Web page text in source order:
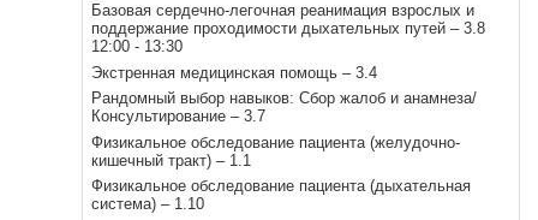
Базовая сердечно-легочная реанимация взрослых и
поддержание проходимости дыхательных путей – 3.8
12:00 - 13:30
Экстренная медицинская помощь – 3.4
Рандомный выбор навыков: Сбор жалоб и анамнеза/
Консультирование – 3.7
Физикальное обследование пациента (желудочно-
кишечный тракт) – 1.1
Физикальное обследование пациента (дыхательная
система) – 1.10